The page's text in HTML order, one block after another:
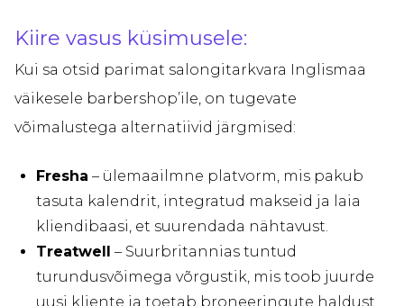
Kiire vasus küsimusele:
Kui sa otsid parimat salongitarkvara Inglismaa
väikesele barbershop’ile, on tugevate
võimalustega alternatiivid järgmised:
Fresha – ülemaailmne platvorm, mis pakub
tasuta kalendrit, integratud makseid ja laia
kliendibaasi, et suurendada nähtavust.
Treatwell
– Suurbritannias tuntud
turundusvõimega võrgustik, mis toob juurde
uusi kliente ja toetab broneeringute haldust